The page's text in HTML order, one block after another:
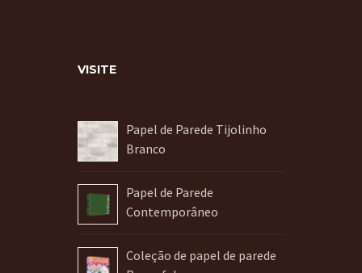
VISITE
Papel de Parede Tijolinho
Branco
Papel de Parede
Contemporâneo
Coleção de papel de parede